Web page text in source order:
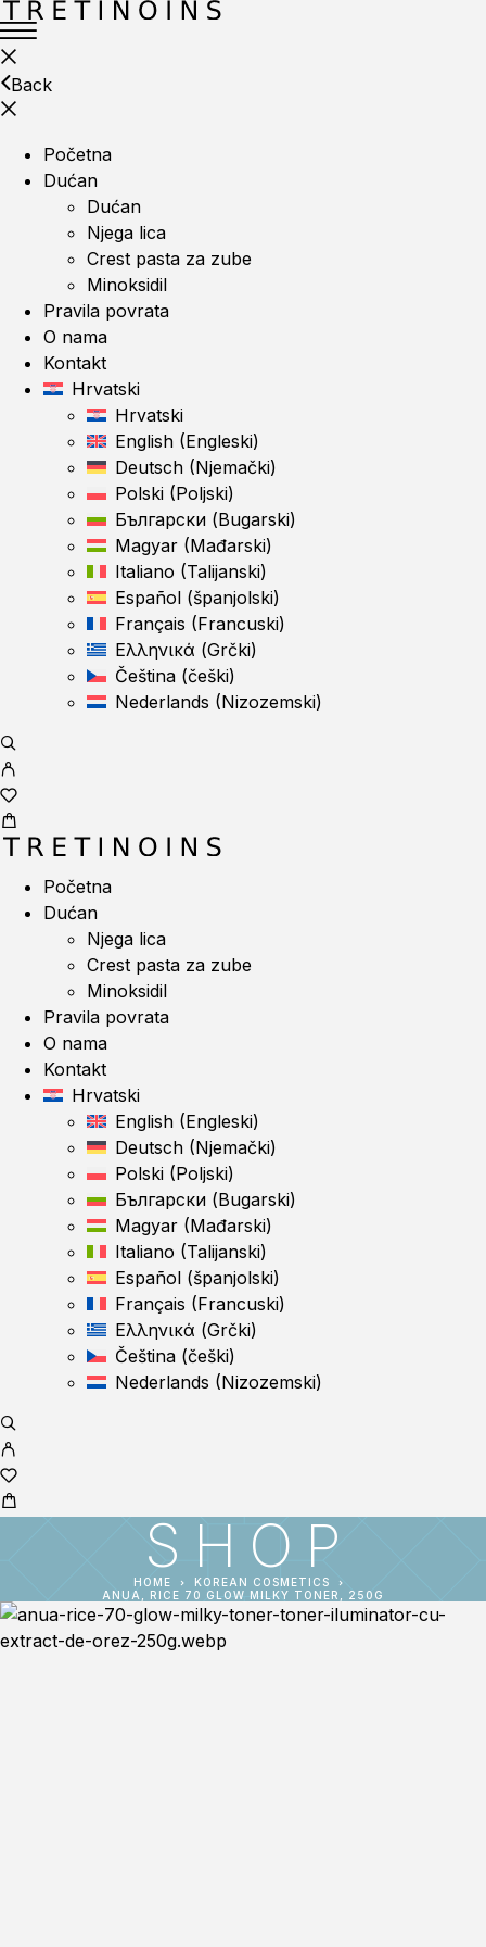
Back
Početna
Dućan
Dućan
Njega lica
Crest pasta za zube
Minoksidil
Pravila povrata
O nama
Kontakt
Hrvatski
Hrvatski
English (Engleski)
Deutsch (Njemački)
Polski (Poljski)
Български (Bugarski)
Magyar (Mađarski)
Italiano (Talijanski)
Español (španjolski)
Français (Francuski)
Ελληνικά (Grčki)
Čeština (češki)
Nederlands (Nizozemski)
Početna
Dućan
Njega lica
Crest pasta za zube
Minoksidil
Pravila povrata
O nama
Kontakt
Hrvatski
English (Engleski)
Deutsch (Njemački)
Polski (Poljski)
Български (Bugarski)
Magyar (Mađarski)
Italiano (Talijanski)
Español (španjolski)
Français (Francuski)
Ελληνικά (Grčki)
Čeština (češki)
Nederlands (Nizozemski)
SHOP
HOME
KOREAN COSMETICS
ANUA, RICE 70 GLOW MILKY TONER, 250G